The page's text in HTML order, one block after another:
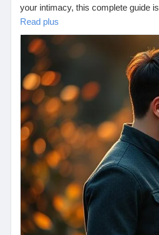
Découvrir les articles
Mes Offres
Mes emplois
Mes cours
Film
your intimacy, this complete guide
pose and other variations of the
and don’t forget to drop a
way! 🌹✨
https://tophealthcoach.blog/how-
#missionarypose
#sexpositions
#relationshipgoals
#sexualhealth #sexguides
#healthyrelationships #sexualhealing
#mentips #sexualconnection
#couplesgoals
Read plus